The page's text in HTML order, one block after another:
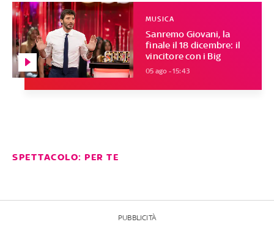
Sanremo Giovani, la
finale il 18 dicembre: il
vincitore con i Big
MUSICA
05 ago - 15:43
SPETTACOLO: PER TE
PUBBLICITÀ